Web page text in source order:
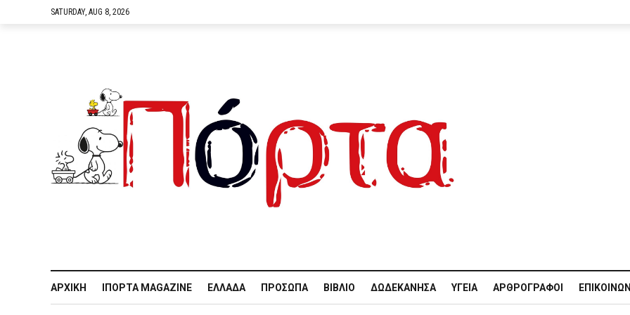
SATURDAY, AUG 8, 2026
ΑΡΧΙΚΉ IΠΌΡΤΑ MAGAZINE ΕΛΛΆΔΑ ΠΡΌΣΩΠΑ ΒΙΒΛΊΟ ΔΩΔΕΚΆΝΗΣΑ ΥΓΕΊΑ ΑΡΘΡΟΓΡΆΦΟΙ